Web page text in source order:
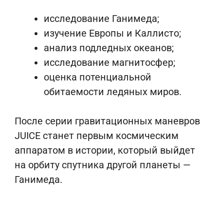
исследование Ганимеда;
изучение Европы и Каллисто;
анализ подледных океанов;
исследование магнитосфер;
оценка потенциальной
обитаемости ледяных миров.
После серии гравитационных маневров
JUICE станет первым космическим
аппаратом в истории, который выйдет
на орбиту спутника другой планеты —
Ганимеда.